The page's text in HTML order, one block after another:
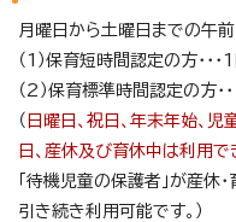
月曜日から土曜日までの午
（1）保育短時間認定の方・
（2）保育標準時間認定の方
（ 日曜日、祝日、年末年始、
日、産休及び育休中は利用で
「待機児童の保護者」が産休
引き続き利用可能です。）